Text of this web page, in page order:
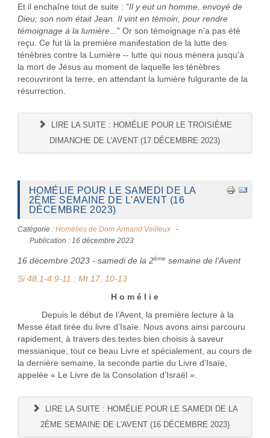
Et il enchaîne tout de suite : "Il y eut un homme, envoyé de
Dieu; son nom était Jean. Il vint en témoin, pour rendre
témoignage á la lumière..." Or son témoignage n'a pas été
reçu. Ce fut là la première manifestation de la lutte des
ténèbres contre la Lumière -- lutte qui nous mènera jusqu'à
la mort de Jésus au moment de laquelle les ténèbres
recouvriront la terre, en attendant la lumière fulgurante de la
résurrection.
LIRE LA SUITE : HOMÉLIE POUR LE TROISIÈME
DIMANCHE DE L'AVENT (17 DÉCEMBRE 2023)
HOMÉLIE POUR LE SAMEDI DE LA
2ÈME SEMAINE DE L'AVENT (16
DÉCEMBRE 2023)
Catégorie : Homélies de Dom Armand Veilleux
Publication : 16 décembre 2023
16 décembre 2023 - samedi de la 2ème semaine de l’Avent
Si 48,1-4.9-11 ; Mt 17, 10-13
H o m é l i e
Depuis le début de l’Avent, la première lecture à la
Messe était tirée du livre d’Isaïe. Nous avons ainsi parcouru
rapidement, à travers des textes bien choisis à saveur
messianique, tout ce beau Livre et spécialement, au cours de
la dernière semaine, la seconde partie du Livre d’Isaïe,
appelée « Le Livre de la Consolation d’Israël ».
LIRE LA SUITE : HOMÉLIE POUR LE SAMEDI DE LA
2ÈME SEMAINE DE L'AVENT (16 DÉCEMBRE 2023)